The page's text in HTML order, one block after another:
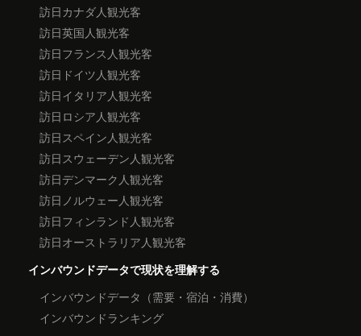
訪日カナダ人観光客
訪日英国人観光客
訪日フランス人観光客
訪日ドイツ人観光客
訪日イタリア人観光客
訪日ロシア人観光客
訪日スペイン人観光客
訪日スウェーデン人観光客
訪日デンマーク人観光客
訪日ノルウェー人観光客
訪日フィンランド人観光客
訪日オーストラリア人観光客
インバウンドデータで現状を理解する
インバウンドデータ（需要・宿泊・消費）
インバウンドランキング